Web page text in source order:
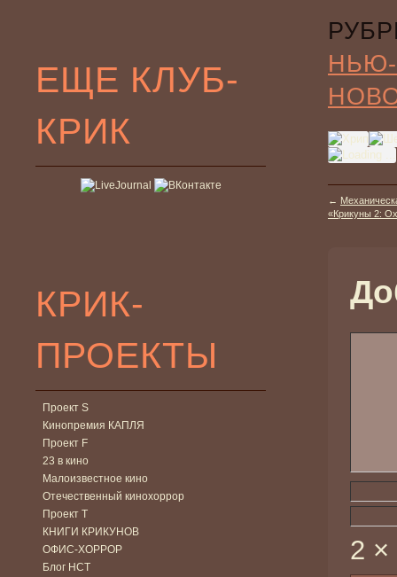
ЕЩЕ КЛУБ-
КРИК
КРИК-
ПРОЕКТЫ
Проект S
Кинопремия КАПЛЯ
Проект F
23 в кино
Малоизвестное кино
Отечественный кинохоррор
Проект Т
КНИГИ КРИКУНОВ
ОФИС-ХОРРОР
Блог НСТ
←
«Крикуны 2:
2